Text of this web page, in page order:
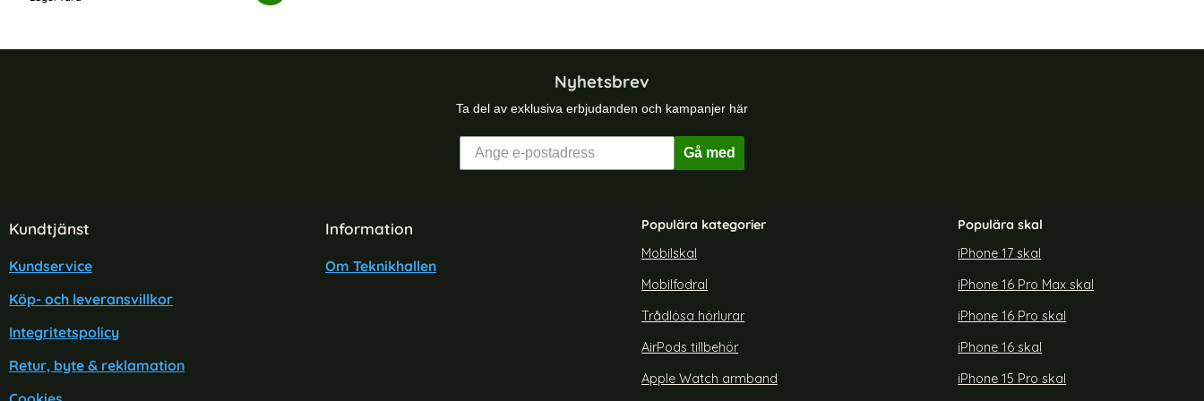
Tillgänglighet:
Nyhetsbrev
Ta del av exklusiva erbjudanden och kampanjer här
Gå med
Sidfot Blandad info och länkar
Kundtjänst
Kundservice
Köp- och leveransvillkor
Integritetspolicy
Retur, byte & reklamation
Information
Om Teknikhallen
Populära kategorier
Mobilskal
Mobilfodral
Trådlösa hörlurar
AirPods tillbehör
Apple Watch armband
Populära skal
iPhone 17 skal
iPhone 16 Pro Max skal
iPhone 16 Pro skal
iPhone 16 skal
iPhone 15 Pro skal